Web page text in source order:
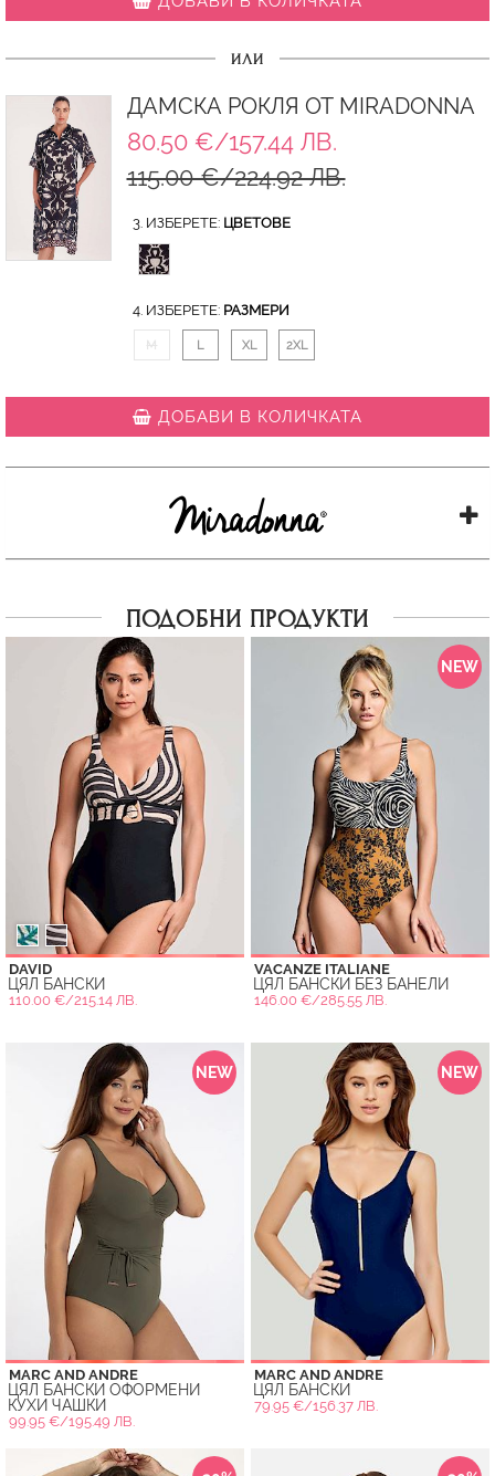
ИЛИ
ДАМСКА РОКЛЯ ОТ MIRADONNA
80.50 €/157.44 ЛВ.
115.00 €/224.92 ЛВ.
3. ИЗБЕРЕТЕ: ЦВЕТОВЕ
4. ИЗБЕРЕТЕ: РАЗМЕРИ
M L XL 2XL
ДОБАВИ В КОЛИЧКАТА
ПОДОБНИ ПРОДУКТИ
DAVID
ЦЯЛ БАНСКИ
110.00 €/215.14 ЛВ.
NEW
VACANZE ITALIANE
ЦЯЛ БАНСКИ БЕЗ БАНЕЛИ
146.00 €/285.55 ЛВ.
NEW
MARC AND ANDRE
ЦЯЛ БАНСКИ ОФОРМЕНИ
КУХИ ЧАШКИ
99.95 €/195.49 ЛВ.
NEW
MARC AND ANDRE
ЦЯЛ БАНСКИ
79.95 €/156.37 ЛВ.